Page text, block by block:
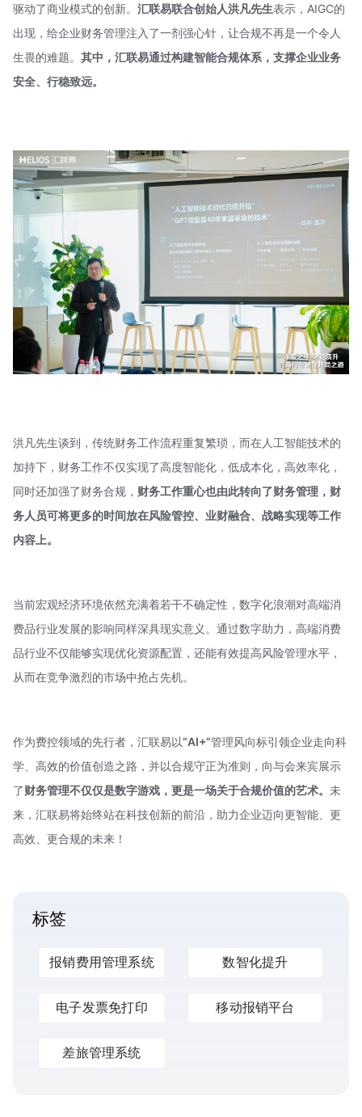
驱动了商业模式的创新。 汇联易联合创始人洪凡先生表示，AIGC的
出现，给企业财务管理注入了一剂强心针，让合规不再是一个令人
生畏的难题。 其中，汇联易通过构建智能合规体系，支撑企业业务
安全、行稳致远。
洪凡先生谈到，传统财务工作流程重复繁琐，而在人工智能技术的
加持下，财务工作不仅实现了高度智能化，低成本化，高效率化，
同时还加强了财务合规， 财务工作重心也由此转向了财务管理，财
务人员可将更多的时间放在风险管控、业财融合、战略实现等工作
内容上。
当前宏观经济环境依然充满着若干不确定性，数字化浪潮对高端消
费品行业发展的影响同样深具现实意义。通过数字助力，高端消费
品行业不仅能够实现优化资源配置，还能有效提高风险管理水平，
从而在竞争激烈的市场中抢占先机。
作为费控领域的先行者，汇联易以“AI+”管理风向标引领企业走向科
学、高效的价值创造之路，并以合规守正为准则，向与会来宾展示
了财务管理不仅仅是数字游戏，更是一场关于合规价值的艺术。 未
来，汇联易将始终站在科技创新的前沿，助力企业迈向更智能、更
高效、更合规的未来！
标签
报销费用管理系统 数智化提升
电子发票免打印 移动报销平台
差旅管理系统